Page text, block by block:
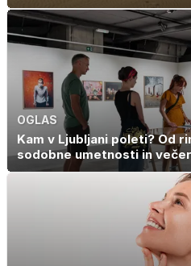
OGLAS
Kam v Ljubljani poleti? Od
sodobne umetnosti in